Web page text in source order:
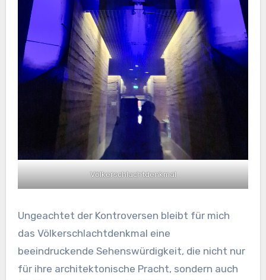
Völkerschlachtdenkmal
Ungeachtet der Kontroversen bleibt für mich
das Völkerschlachtdenkmal eine
beeindruckende Sehenswürdigkeit, die nicht nur
für ihre architektonische Pracht, sondern auch